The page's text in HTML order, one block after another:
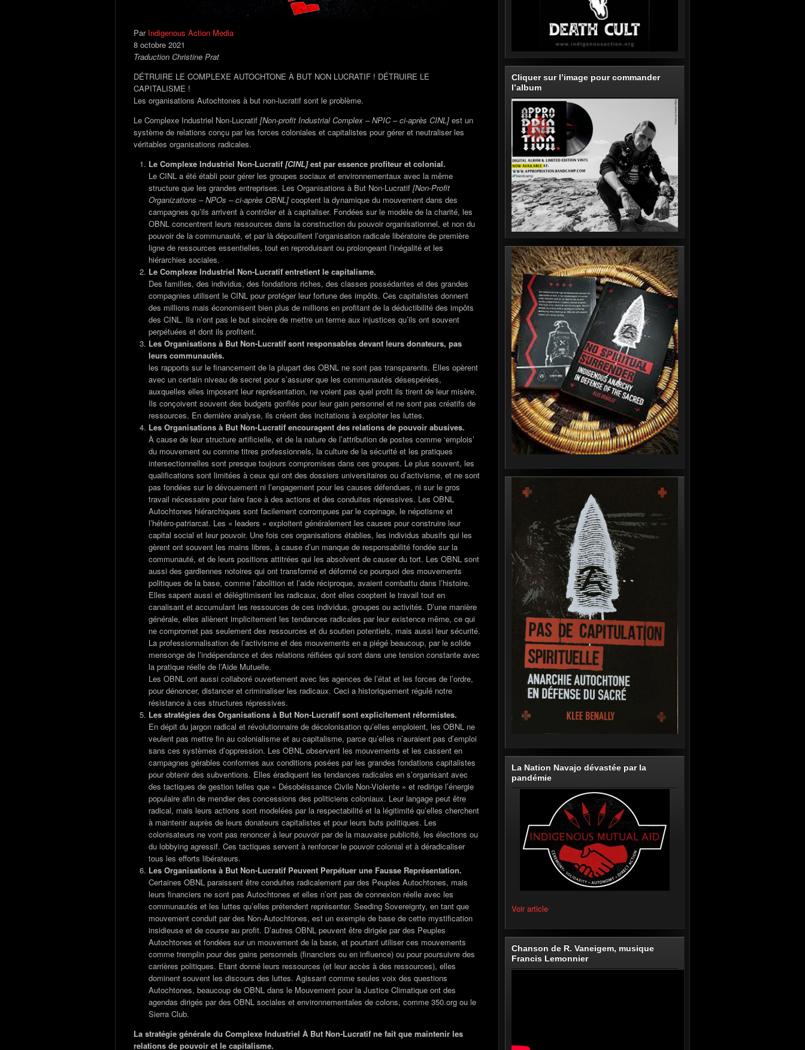
Par Indigenous Action Media
8 octobre 2021
Traduction Christine Prat
DÉTRUIRE LE COMPLEXE AUTOCHTONE À BUT NON LUCRATIF ! DÉTRUIRE LE
CAPITALISME !
Les organisations Autochtones à but non-lucratif sont le problème.
Le Complexe Industriel Non-Lucratif [Non-profit Industrial Complex – NPIC – ci-après CINL] est un
système de relations conçu par les forces coloniales et capitalistes pour gérer et neutraliser les
véritables organisations radicales.
Le Complexe Industriel Non-Lucratif [CINL]est par essence profiteur et colonial.
Le CINL a été établi pour gérer les groupes sociaux et environnementaux avec la même
structure que les grandes entreprises. Les Organisations à But Non-Lucratif [Non-Profit
Organizations – NPOs – ci-après OBNL] cooptent la dynamique du mouvement dans des
campagnes qu’ils arrivent à contrôler et à capitaliser. Fondées sur le modèle de la charité, les
OBNL concentrent leurs ressources dans la construction du pouvoir organisationnel, et non du
pouvoir de la communauté, et par là dépouillent l’organisation radicale libératoire de première
ligne de ressources essentielles, tout en reproduisant ou prolongeant l’inégalité et les
hiérarchies sociales.
Le Complexe Industriel Non-Lucratif entretient le capitalisme.
Des familles, des individus, des fondations riches, des classes possédantes et des grandes
compagnies utilisent le CINL pour protéger leur fortune des impôts. Ces capitalistes donnent
des millions mais économisent bien plus de millions en profitant de la déductibilité des impôts
des CINL. Ils n’ont pas le but sincère de mettre un terme aux injustices qu’ils ont souvent
perpétuées et dont ils profitent.
Les Organisations à But Non-Lucratif sont responsables devant leurs donateurs, pas
leurs communautés.
les rapports sur le financement de la plupart des OBNL ne sont pas transparents. Elles opèrent
avec un certain niveau de secret pour s’assurer que les communautés désespérées,
auxquelles elles imposent leur représentation, ne voient pas quel profit ils tirent de leur misère.
Ils conçoivent souvent des budgets gonflés pour leur gain personnel et ne sont pas créatifs de
ressources. En dernière analyse, ils créent des incitations à exploiter les luttes.
Les Organisations à But Non-Lucratif encouragent des relations de pouvoir abusives.
À cause de leur structure artificielle, et de la nature de l’attribution de postes comme ‘emplois’
du mouvement ou comme titres professionnels, la culture de la sécurité et les pratiques
intersectionnelles sont presque toujours compromises dans ces groupes. Le plus souvent, les
qualifications sont limitées à ceux qui ont des dossiers universitaires ou d’activisme, et ne sont
pas fondées sur le dévouement ni l’engagement pour les causes défendues, ni sur le gros
travail nécessaire pour faire face à des actions et des conduites répressives. Les OBNL
Autochtones hiérarchiques sont facilement corrompues par le copinage, le népotisme et
l’hétéro-patriarcat. Les « leaders » exploitent généralement les causes pour construire leur
capital social et leur pouvoir. Une fois ces organisations établies, les individus abusifs qui les
gèrent ont souvent les mains libres, à cause d’un manque de responsabilité fondée sur la
communauté, et de leurs positions attitrées qui les absolvent de causer du tort. Les OBNL sont
aussi des gardiennes notoires qui ont transformé et déformé ce pourquoi des mouvements
politiques de la base, comme l’abolition et l’aide réciproque, avaient combattu dans l’histoire.
Elles sapent aussi et délégitimisent les radicaux, dont elles cooptent le travail tout en
canalisant et accumulant les ressources de ces individus, groupes ou activités. D’une manière
générale, elles aliènent implicitement les tendances radicales par leur existence même, ce qui
ne compromet pas seulement des ressources et du soutien potentiels, mais aussi leur sécurité.
La professionnalisation de l’activisme et des mouvements en a piégé beaucoup, par le solide
mensonge de l’indépendance et des relations réifiées qui sont dans une tension constante avec
la pratique réelle de l’Aide Mutuelle.
Les OBNL ont aussi collaboré ouvertement avec les agences de l’état et les forces de l’ordre,
pour dénoncer, distancer et criminaliser les radicaux. Ceci a historiquement régulé notre
résistance à ces structures répressives.
Les stratégies des Organisations à But Non-Lucratif sont explicitement réformistes.
En dépit du jargon radical et révolutionnaire de décolonisation qu’elles emploient, les OBNL ne
veulent pas mettre fin au colonialisme et au capitalisme, parce qu’elles n’auraient pas d’emploi
sans ces systèmes d’oppression. Les OBNL observent les mouvements et les cassent en
campagnes gérables conformes aux conditions posées par les grandes fondations capitalistes
pour obtenir des subventions. Elles éradiquent les tendances radicales en s’organisant avec
des tactiques de gestion telles que « Désobéissance Civile Non-Violente » et redirige l’énergie
populaire afin de mendier des concessions des politiciens coloniaux. Leur langage peut être
radical, mais leurs actions sont modelées par la respectabilité et la légitimité qu’elles cherchent
à maintenir auprès de leurs donateurs capitalistes et pour leurs buts politiques. Les
colonisateurs ne vont pas renoncer à leur pouvoir par de la mauvaise publicité, les élections ou
du lobbying agressif. Ces tactiques servent à renforcer le pouvoir colonial et à déradicaliser
tous les efforts libérateurs.
Les Organisations à But Non-Lucratif Peuvent Perpétuer une Fausse Représentation.
Certaines OBNL paraissent être conduites radicalement par des Peuples Autochtones, mais
leurs financiers ne sont pas Autochtones et elles n’ont pas de connexion réelle avec les
communautés et les luttes qu’elles prétendent représenter. Seeding Sovereignty, en tant que
mouvement conduit par des Non-Autochtones, est un exemple de base de cette mystification
insidieuse et de course au profit. D’autres OBNL peuvent être dirigée par des Peuples
Autochtones et fondées sur un mouvement de la base, et pourtant utiliser ces mouvements
comme tremplin pour des gains personnels (financiers ou en influence) ou pour poursuivre des
carrières politiques. Etant donné leurs ressources (et leur accès à des ressources), elles
dominent souvent les discours des luttes. Agissant comme seules voix des questions
Autochtones, beaucoup de OBNL dans le Mouvement pour la Justice Climatique ont des
agendas dirigés par des OBNL sociales et environnementales de colons, comme 350.org ou le
Sierra Club.
La stratégie générale du Complexe Industriel À But Non-Lucratif ne fait que maintenir les
relations de pouvoir et le capitalisme.
Cliquer sur l’image pour commander
l’album
La Nation Navajo dévastée par la
pandémie
Voir article
Chanson de R. Vaneigem, musique
Francis Lemonnier